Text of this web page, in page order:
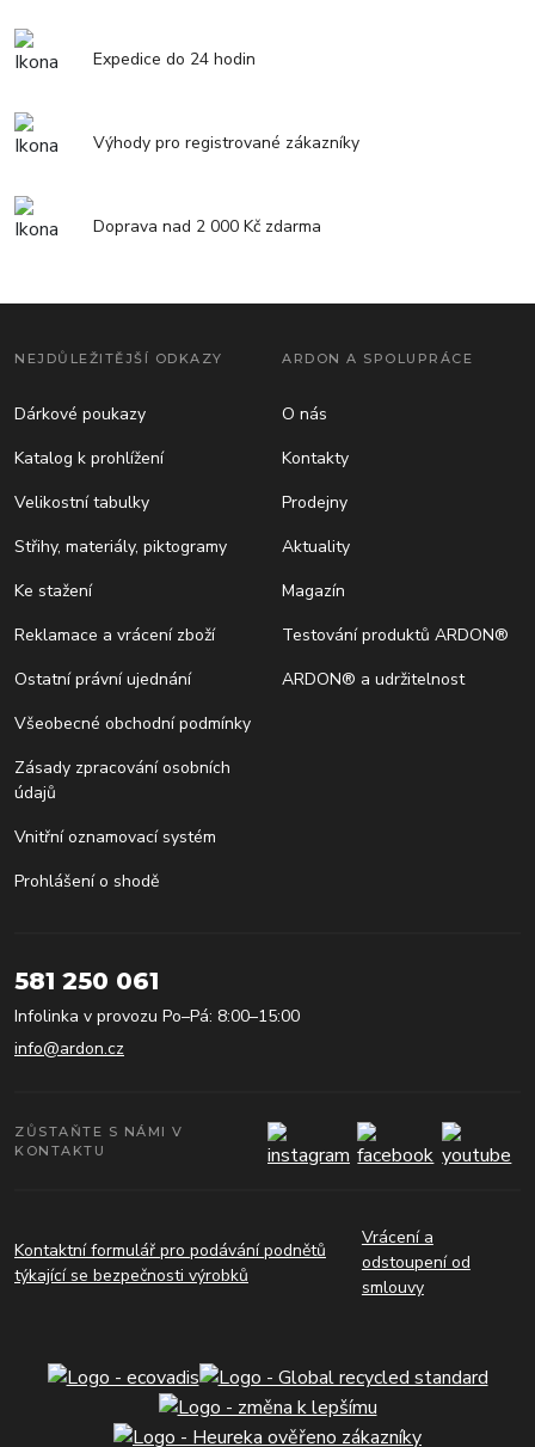
Expedice do 24 hodin
Výhody pro registrované zákazníky
Doprava nad 2 000 Kč zdarma
NEJDŮLEŽITĚJŠÍ ODKAZY
Dárkové poukazy
Katalog k prohlížení
Velikostní tabulky
Střihy, materiály, piktogramy
Ke stažení
Reklamace a vrácení zboží
Ostatní právní ujednání
Všeobecné obchodní podmínky
Zásady zpracování osobních
údajů
Vnitřní oznamovací systém
Prohlášení o shodě
ARDON A SPOLUPRÁCE
O nás
Kontakty
Prodejny
Aktuality
Magazín
Testování produktů ARDON®
ARDON® a udržitelnost
581 250 061
Infolinka v provozu Po–Pá: 8:00–15:00
info@ardon.cz
ZŮSTAŇTE S NÁMI V
KONTAKTU
Kontaktní formulář pro podávání podnětů
týkající se bezpečnosti výrobků
Vrácení a
odstoupení od
smlouvy